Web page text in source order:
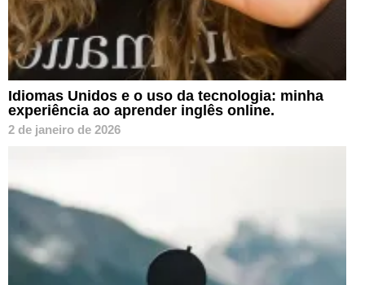
Idiomas Unidos e o uso da tecnologia: minha
experiência ao aprender inglês online.
2 de janeiro de 2026